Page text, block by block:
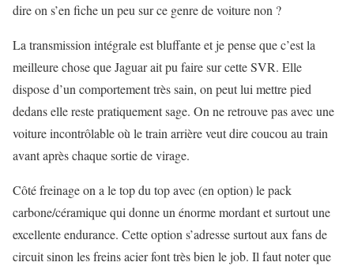
dire on s’en fiche un peu sur ce genre de voiture non ?
La transmission intégrale est bluffante et je pense que c’est la
meilleure chose que Jaguar ait pu faire sur cette SVR. Elle
dispose d’un comportement très sain, on peut lui mettre pied
dedans elle reste pratiquement sage. On ne retrouve pas avec une
voiture incontrôlable où le train arrière veut dire coucou au train
avant après chaque sortie de virage.
Côté freinage on a le top du top avec (en option) le pack
carbone/céramique qui donne un énorme mordant et surtout une
excellente endurance. Cette option s’adresse surtout aux fans de
circuit sinon les freins acier font très bien le job. Il faut noter que